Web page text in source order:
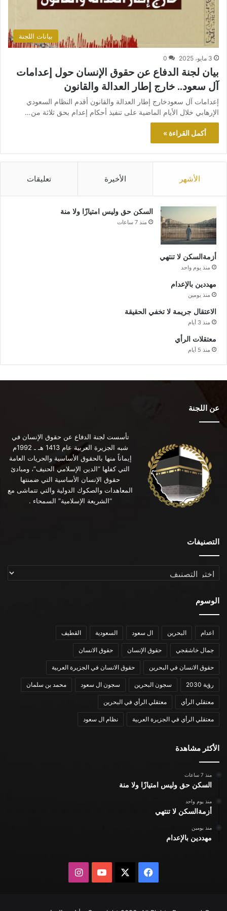
بيانات اللجنة
3 مايو، 2025 0
بيان لجنة الدفاع عن حقوق الإنسان حول إعدامات
آل سعود.. خارج إطار العدالة والقانون
إعدامات آل سعودخارج إطار العدالة والقانون أقدم النظام السعودي
الإرهابي خلال الأيام الماضية على تنفيذ أحكام إعدام بحق ثلاثة من…
أكمل القراءة »
الأشهر الأخيرة تعليقات
السكن حق وليس امتيازًا ولا منة
منذ 7 ساعات
أزمةالسكن لا تنتهي
منذ يوم واحد
مهددين بالإعدام
منذ يومين
الاعتقال جريمة لا تخفي الحقيقة
منذ 3 أيام
معتقلات الرأي
منذ 5 أيام
عن اللجنة
تأسست لجنة الدفاع عن حقوق الإنسان في
شبه الجزيرة العربية عام 1413 هـ ـ 1992م
إيماناً منها بالحقوق الأساسية والحريات العامة
التي كفلها “الدين الإسلامي الحنيف”، ومبادئ
حقوق الإنسان الأساسية التي ضمنتها
المعاهدات والصكوك الدولية والتي تتماشى مع
“الشريعة الإسلامية” السمحاء .
التصنيفات
التصنيفات
الوسوم
اعدام البحرين ال سعود السعودية القطيف
جمال خاشقجي حقوق الإنسان حقوق الانسان
حقوق الانسان في البحرين حقوق الانسان في الجزيرة العربية
رؤية 2030 سجون البحرين سجون ال سعود محمد بن سلمان
معتقلي الرأي معتقلي الرأي في البحرين
معتقلي الرأي في الجزيرة العربية نظام ال سعود
الأكثر مشاهدة
منذ 7 ساعات
السكن حق وليس امتيازًا ولا منة
منذ يوم واحد
أزمةالسكن لا تنتهي
منذ يومين
مهددين بالإعدام
فيسبوك يوتيوبانستقرام